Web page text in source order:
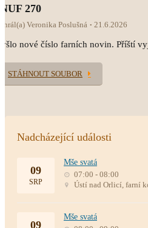
270
Veronika Poslušná 21.6.2026
nové číslo farních novin. Příští
STÁHNOUT SOUBOR
Nadcházející události
09
SRP
Mše svatá
07:00 - 08:00
Ústí nad Orlicí, farní
09
Mše svatá